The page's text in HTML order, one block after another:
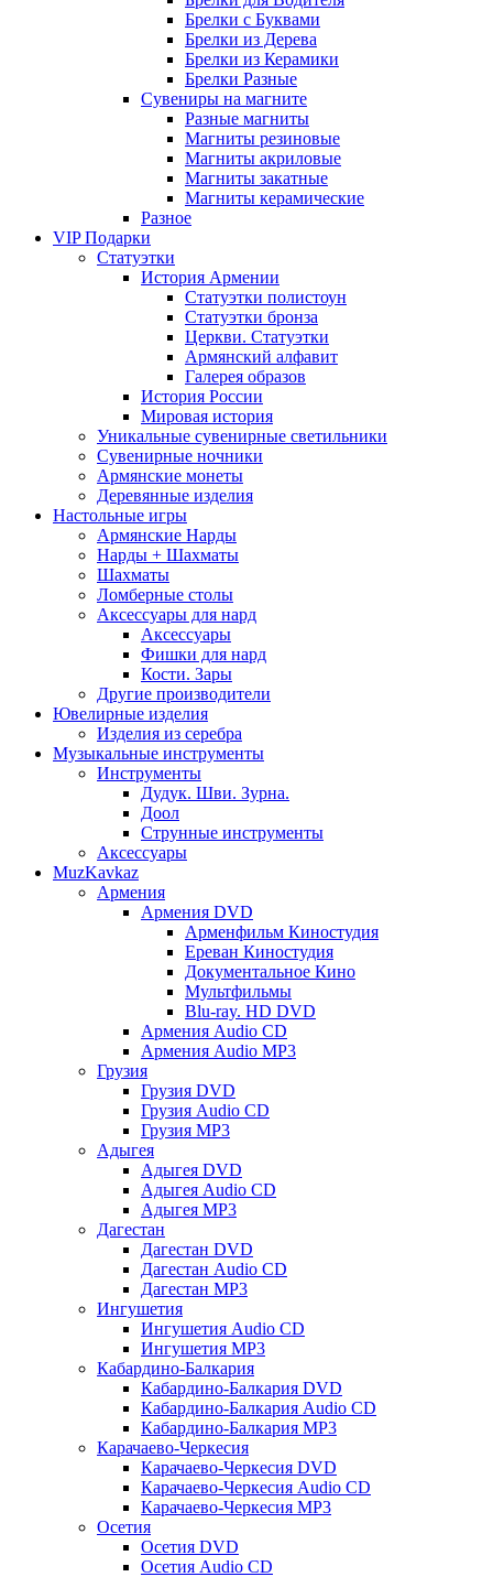
Брелки с Буквами
Брелки из Дерева
Брелки из Керамики
Брелки Разные
Сувениры на магните
Разные магниты
Магниты резиновые
Магниты акриловые
Магниты закатные
Магниты керамические
Разное
VIP Подарки
Статуэтки
История Армении
Статуэтки полистоун
Статуэтки бронза
Церкви. Статуэтки
Армянский алфавит
Галерея образов
История России
Мировая история
Уникальные сувенирные светильники
Сувенирные ночники
Армянские монеты
Деревянные изделия
Настольные игры
Армянские Нарды
Нарды + Шахматы
Шахматы
Ломберные столы
Аксессуары для нард
Аксессуары
Фишки для нард
Кости. Зары
Другие производители
Ювелирные изделия
Изделия из серебра
Музыкальные инструменты
Инструменты
Дудук. Шви. Зурна.
Доол
Струнные инструменты
Аксессуары
MuzKavkaz
Армения
Армения DVD
Арменфильм Киностудия
Ереван Киностудия
Документальное Кино
Мультфильмы
Blu-ray. HD DVD
Армения Audio CD
Армения Audio MP3
Грузия
Грузия DVD
Грузия Audio CD
Грузия MP3
Адыгея
Адыгея DVD
Адыгея Audio CD
Адыгея MP3
Дагестан
Дагестан DVD
Дагестан Audio CD
Дагестан MP3
Ингушетия
Ингушетия Audio CD
Ингушетия MP3
Кабардино-Балкария
Кабардино-Балкария DVD
Кабардино-Балкария Audio CD
Кабардино-Балкария MP3
Карачаево-Черкесия
Карачаево-Черкесия DVD
Карачаево-Черкесия Audio CD
Карачаево-Черкесия MP3
Осетия
Осетия DVD
Осетия Audio CD